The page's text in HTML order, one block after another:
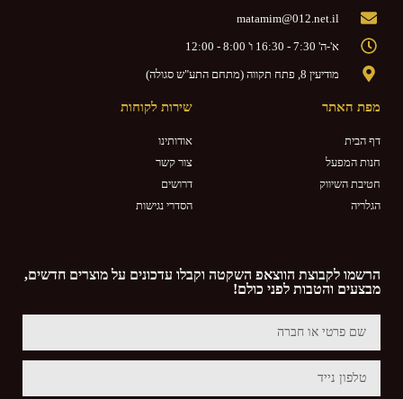
matamim@012.net.il
א'-ה' 7:30 - 16:30 ו' 8:00 - 12:00
מודיעין 8, פתח תקווה (מתחם התע"ש סגולה)
מפת האתר
דף הבית
חנות המפעל
חטיבת השיווק
הגלריה
שירות לקוחות
אודותינו
צור קשר
דרושים
הסדרי נגישות
הרשמו לקבוצת הווצאפ השקטה וקבלו עדכונים על מוצרים חדשים,
מבצעים והטבות לפני כולם!